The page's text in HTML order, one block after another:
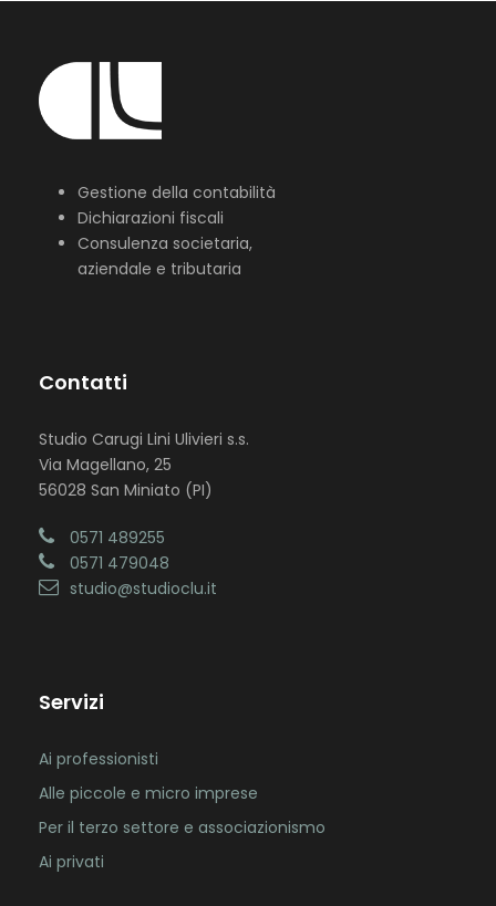
Gestione della contabilità
Dichiarazioni fiscali
Consulenza societaria,
aziendale e tributaria
Contatti
Studio Carugi Lini Ulivieri s.s.
Via Magellano, 25
56028 San Miniato (PI)
0571 489255
0571 479048
studio@studioclu.it
Servizi
Ai professionisti
Alle piccole e micro imprese
Per il terzo settore e associazionismo
Ai privati